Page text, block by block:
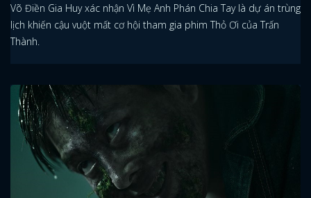
Võ Điền Gia Huy xác nhận Vì Mẹ Anh Phán Chia Tay là dự án trùng
lịch khiến cậu vuột mất cơ hội tham gia phim Thỏ Ơi của Trấn
Thành.